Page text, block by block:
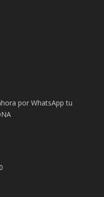
por WhatsApp tu